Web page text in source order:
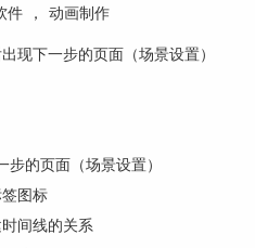
件 ， 动画制作
现下一步的页面（场景设置）
步的页面（场景设置）
图标
间线的关系